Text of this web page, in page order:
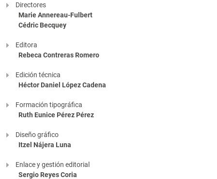
Directores
Marie Annereau-Fulbert
Cédric Becquey
Editora
Rebeca Contreras Romero
Edición técnica
Héctor Daniel López Cadena
Formación tipográfica
Ruth Eunice Pérez Pérez
Diseño gráfico
Itzel Nájera Luna
Enlace y gestión editorial
Sergio Reyes Coria